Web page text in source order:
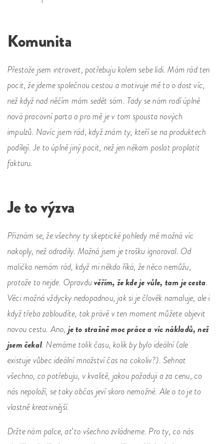
Komunita
Přestože jsem introvert, potřebuju kolem sebe lidi. Mám rád ten
pocit, že jdeme společnou cestou a motivuje mě to o dost víc,
než když nad něčím mám sedět sám. Tady se nám rodí úplně
nová pracovní parta a pro mě je v tom spousta nových
impulzů. Navíc jsem rád, když znám ty, kteří se na produktech
podílejí. Je to úplně jiný pocit, než jen někam poslat proplatit
fakturu.
Je to výzva
Přiznám se, že všechny ty skeptické pohledy mě možná víc
nakoply, než odradily. Možná jsem je trošku ignoroval. Od
malička nemám rád, když mi někdo říká, že něco nemůžu,
protože to nejde. Opravduvěřím, že kde je vůle, tam je cesta.
Věci možná vždycky nedopadnou, jak si je člověk namaluje, ale i
když třeba zabloudíte, tak právě v ten moment můžete objevit
novou cestu. Ano, je to strašně moc práce a víc nákladů, než
jsem čekal. Nemáme tolik času, kolik by bylo ideální (ale
existuje vůbec ideální množství čas na cokoliv?). Sehnat
všechno, co potřebuju, v kvalitě, jakou požaduji a za cenu, co
nás nepoloží, se taky občas jeví skoro nemožné. Ale o to je to
vlastně kreativnější.
Držte nám palce, ať to všechno zvládneme. Pro ty, co nás